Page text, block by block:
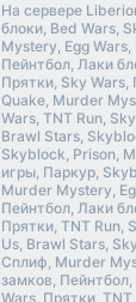
На сервере
блоки, Bed Wars,
Mystery, Egg
Пейнтбол, Лаки
Прятки, Sky Wars,
Quake, Murder
Wars, TNT Run,
Brawl Stars,
Skyblock, Prison,
игры, Паркур,
Murder Mystery,
Пейнтбол, Лаки
Прятки, TNT Run,
Us, Brawl Stars,
Сплиф, Murder
замков,
Wars, Прятки,